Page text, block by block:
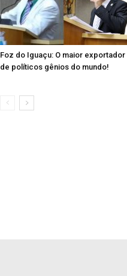
Foz do Iguaçu: O maior exportador
de políticos gênios do mundo!